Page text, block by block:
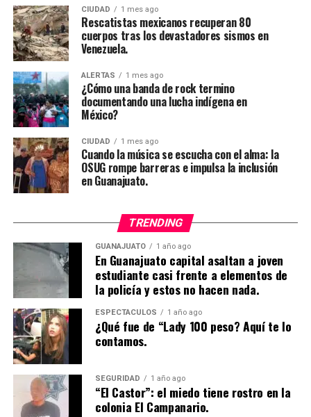
CIUDAD 1 mes ago
Rescatistas mexicanos recuperan 80
cuerpos tras los devastadores sismos en
Venezuela.
ALERTAS 1 mes ago
¿Cómo una banda de rock termino
documentando una lucha indígena en
México?
CIUDAD 1 mes ago
Cuando la música se escucha con el alma: la
OSUG rompe barreras e impulsa la inclusión
en Guanajuato.
TRENDING
GUANAJUATO 1 año ago
En Guanajuato capital asaltan a joven
estudiante casi frente a elementos de
la policía y estos no hacen nada.
ESPECTÁCULOS 1 año ago
¿Qué fue de “Lady 100 peso? Aquí te lo
contamos.
SEGURIDAD 1 año ago
“El Castor”: el miedo tiene rostro en la
colonia El Campanario.